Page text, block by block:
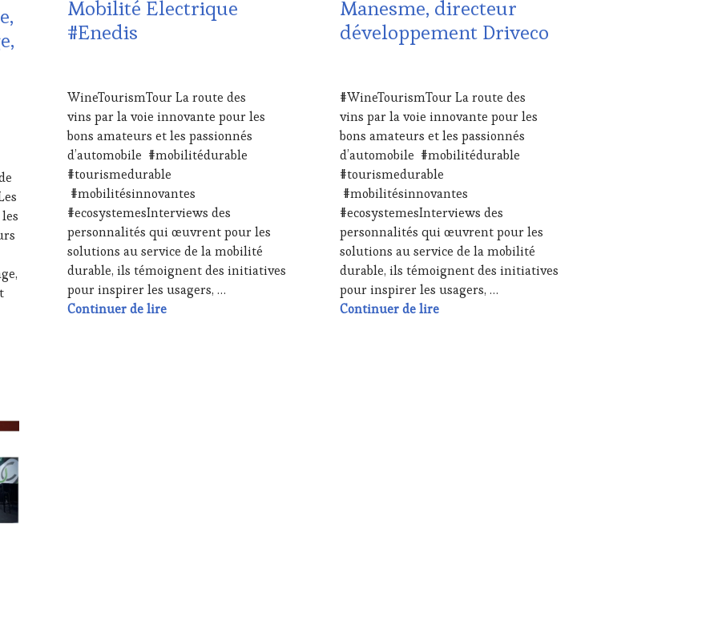
Release : Ces salons professionnels 2024 révèlent les valeurs des personnalités des secteurs liés au vin, au terroir, à la
TOURISM
TOUR ,
WINETASTINGVOUCHER.COM
Mobilité Électrique
#Enedis
2024
WineTourismTour La route des
vins par la voie innovante pour les
bons amateurs et les passionnés
d’automobile #mobilitédurable
#tourismedurable
#mobilitésinnovantes
#ecosystemesInterviews des
personnalités qui œuvrent pour les
solutions au service de la mobilité
durable, ils témoignent des initiatives
pour inspirer les usagers, …
Continuer de lireWineTourismTour sur la voie innovante : #Interview Laurent Stien Coordonnateur Mobilité
RADIO,
TV,
WEB,
TASTING
VOUCHER,
WINE
TOURISM
FAME,
WINE
TOURISM
TOUR,
WINETASTINGVOUCHER.COM
Manesme, directeur
développement Driveco
2024
#WineTourismTour La route des
vins par la voie innovante pour les
bons amateurs et les passionnés
d’automobile #mobilitédurable
#tourismedurable
#mobilitésinnovantes
#ecosystemesInterviews des
personnalités qui œuvrent pour les
solutions au service de la mobilité
durable, ils témoignent des initiatives
pour inspirer les usagers, …
Continuer de lireWineTourismTour sur la voie innovante :